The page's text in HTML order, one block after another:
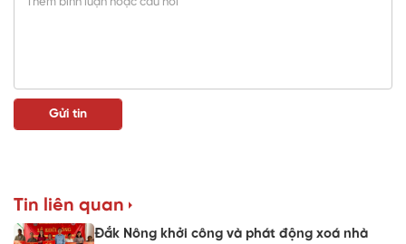
Tin liên quan
Đắk Nông khởi công và phát động xoá nhà